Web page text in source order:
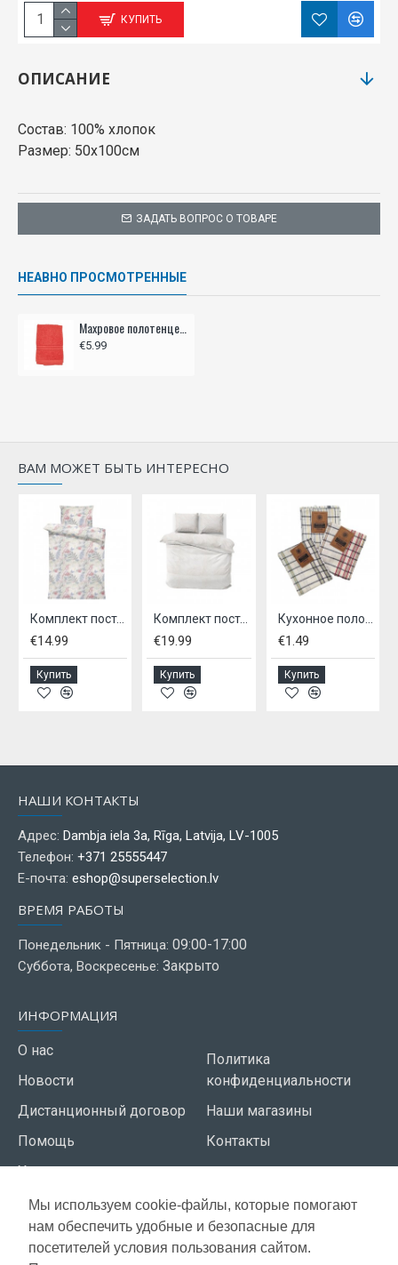
Мы используем cookie-файлы, которые помогают
нам обеспечить удобные и безопасные для
посетителей условия пользования сайтом.
КУПИТЬ
ЗАДАТЬ ВОПРОС О ТОВАРЕ
ОПИСАНИЕ
Состав: 100% хлопок
Размер: 50x100см
НЕАВНО ПРОСМОТРЕННЫЕ
Махровое полотенце, 50x100 см, - оранжевое
€5.99
ВАМ МОЖЕТ БЫТЬ ИНТЕРЕСНО
Комплект постельного белья 140х220 см
€14.99
Купить
Комплект постельного белья 200х220 см
€19.99
Купить
€1.49
Купить
НАШИ КОНТАКТЫ
Адрес: Dambja iela 3a, Rīga, Latvija, LV-1005
Телефон: +371 25555447
Е-почта: eshop@superselection.lv
ВРЕМЯ РАБОТЫ
Понедельник - Пятница: 09:00-17:00
Суббота, Воскресенье: Закрыто
ИНФОРМАЦИЯ
О нас
Новости
Дистанционный договор
Помощь
Условия использования
Политика
конфиденциальности
Наши магазины
Контакты
СЕРВИС КЛИЕНТОВ
Доставка
Газета акций